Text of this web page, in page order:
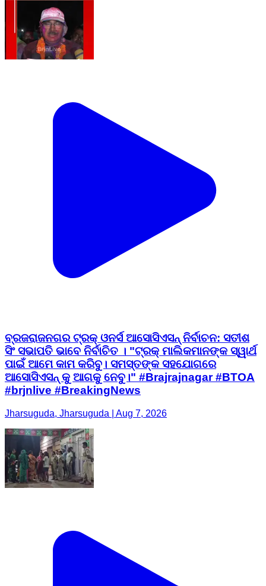
ବ୍ରଜରାଜନଗର ଟ୍ରକ୍ ଓନର୍ସ ଆସୋସିଏସନ୍ ନିର୍ବାଚନ: ସତୀଶ
ସିଂ ସଭାପତି ଭାବେ ନିର୍ବାଚିତ । "ଟ୍ରକ୍ ମାଲିକମାନଙ୍କ ସ୍ୱାର୍ଥ
ପାଇଁ ଆମେ କାମ କରିବୁ। ସମସ୍ତଙ୍କ ସହଯୋଗରେ
ଆସୋସିଏସନ୍ କୁ ଆଗକୁ ନେବୁ।" #Brajrajnagar #BTOA
#brjnlive #BreakingNews
Jharsuguda, Jharsuguda | Aug 7, 2026